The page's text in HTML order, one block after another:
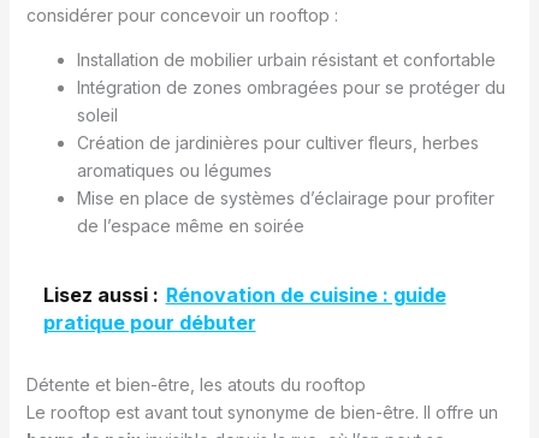
considérer pour concevoir un rooftop :
Installation de mobilier urbain résistant et confortable
Intégration de zones ombragées pour se protéger du
soleil
Création de jardinières pour cultiver fleurs, herbes
aromatiques ou légumes
Mise en place de systèmes d’éclairage pour profiter
de l’espace même en soirée
Lisez aussi : Rénovation de cuisine : guide
pratique pour débuter
Détente et bien-être, les atouts du rooftop
Le rooftop est avant tout synonyme de bien-être. Il offre un